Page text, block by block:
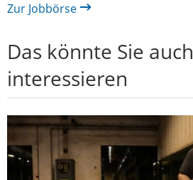
Zur Jobbörse
Das könnte Sie auch
interessieren